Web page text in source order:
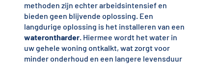
methoden zijn echter arbeidsintensief en
bieden geen blijvende oplossing. Een
langdurige oplossing is het installeren van een
waterontharder. Hiermee wordt het water in
uw gehele woning ontkalkt, wat zorgt voor
minder onderhoud en een langere levensduur